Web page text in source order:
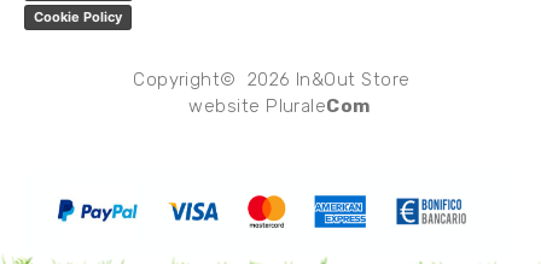
Cookie Policy
Copyright© 2026 In&Out Store
website PluraleCom